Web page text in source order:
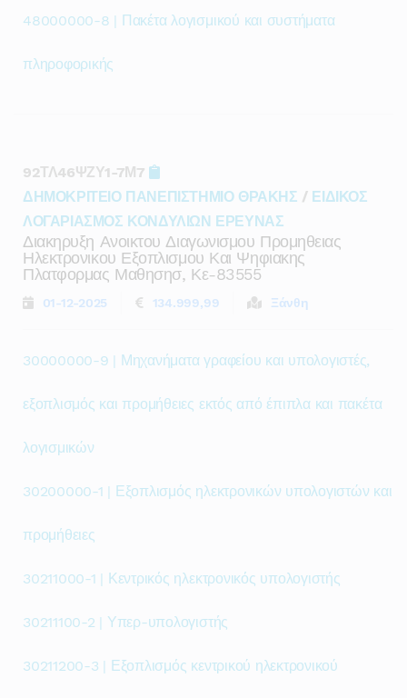
48000000-8 | Πακέτα λογισμικού και συστήματα
πληροφορικής
92ΤΛ46ΨΖΥ1-7Μ7
ΔΗΜΟΚΡΙΤΕΙΟ ΠΑΝΕΠΙΣΤΗΜΙΟ ΘΡΑΚΗΣ / ΕΙΔΙΚΟΣ
ΛΟΓΑΡΙΑΣΜΟΣ ΚΟΝΔΥΛΙΩΝ ΕΡΕΥΝΑΣ
Διακηρυξη Ανοικτου Διαγωνισμου Προμηθειας
Ηλεκτρονικου Εξοπλισμου Και Ψηφιακης
Πλατφορμας Μαθησησ, Κε-83555
01-12-2025 134.999,99 Ξάνθη
30000000-9 | Μηχανήματα γραφείου και υπολογιστές,
εξοπλισμός και προμήθειες εκτός από έπιπλα και πακέτα
λογισμικών
30200000-1 | Εξοπλισμός ηλεκτρονικών υπολογιστών και
προμήθειες
30211000-1 | Κεντρικός ηλεκτρονικός υπολογιστής
30211100-2 | Υπερ-υπολογιστής
30211200-3 | Εξοπλισμός κεντρικού ηλεκτρονικού